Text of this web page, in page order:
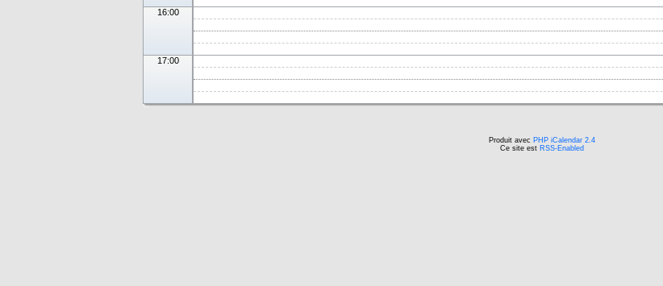
16:00
17:00
Produit avec PHP iCalendar 2.4
Ce site est RSS-Enabled